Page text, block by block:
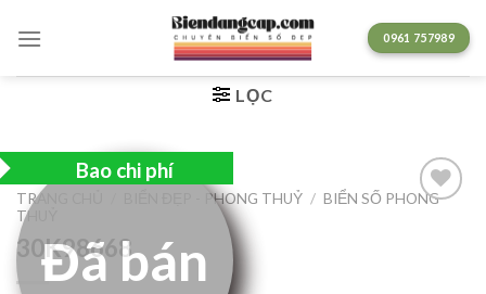
đến
0961 757989
LỌC
Đã bán
Bao chi phí
TRANG CHỦ BIỂN ĐẸP - PHONG THUỶ / BIỂN SỐ PHONG
THUỶ
30K98668